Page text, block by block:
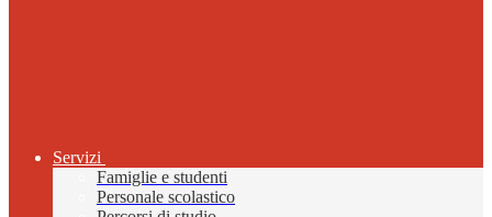
Servizi
Famiglie e studenti
Personale scolastico